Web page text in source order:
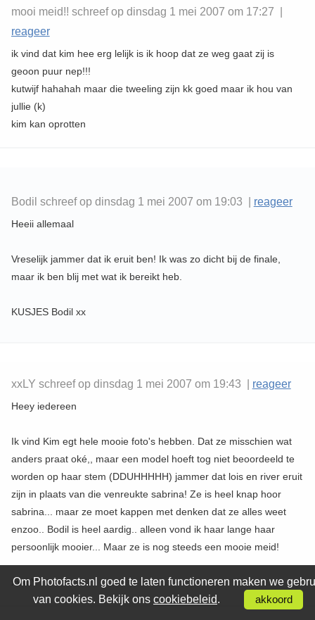
mooi meid!! schreef op dinsdag 1 mei 2007 om 17:27 |
reageer
ik vind dat kim hee erg lelijk is ik hoop dat ze weg gaat zij is
geoon puur nep!!!
kutwijf hahahah maar die tweeling zijn kk goed maar ik hou van
jullie (k)
kim kan oprotten
Bodil schreef op dinsdag 1 mei 2007 om 19:03 | reageer
Heeii allemaal
Vreselijk jammer dat ik eruit ben! Ik was zo dicht bij de finale,
maar ik ben blij met wat ik bereikt heb.
KUSJES Bodil xx
xxLY schreef op dinsdag 1 mei 2007 om 19:43 | reageer
Heey iedereen
Ik vind Kim egt hele mooie foto's hebben. Dat ze misschien wat
anders praat oké,, maar een model hoeft tog niet beoordeeld te
worden op haar stem (DDUHHHHH) jammer dat lois en river eruit
zijn in plaats van die venreukte sabrina! Ze is heel knap hoor
sabrina... maar ze moet kappen met denken dat ze alles weet
enzoo.. Bodil is heel aardig.. alleen vond ik haar lange haar
persoonlijk mooier... Maar ze is nog steeds een mooie meid!
xxxLY
Om Photofacts.nl goed te laten functioneren maken we
van cookies. Bekijk ons cookiebeleid. akkoord